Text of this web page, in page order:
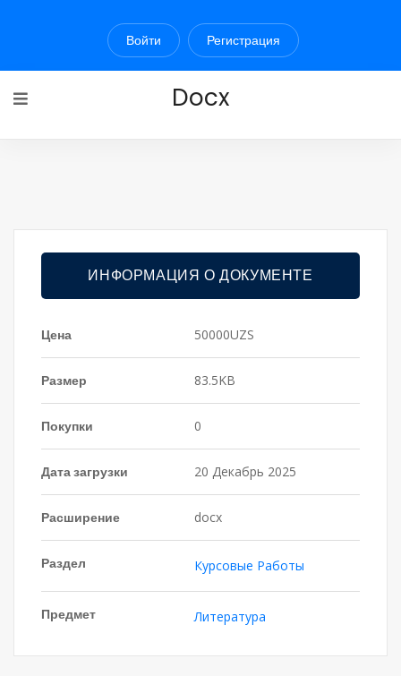
Войти Регистрация
Docx
ИНФОРМАЦИЯ О ДОКУМЕНТЕ
Цена 50000UZS
Размер 83.5KB
Покупки 0
Дата загрузки 20 Декабрь 2025
Расширение docx
Раздел Курсовые Работы
Предмет Литература